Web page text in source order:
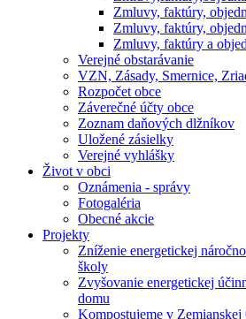
Zmluvy, faktúry,
Zmluvy, faktúry,
Zmluvy, faktúry a
Verejné obstarávanie
VZN, Zásady, Smernice,
Rozpočet obce
Záverečné účty obce
Zoznam daňových dlžníkov
Uložené zásielky
Verejné vyhlášky
Život v obci
Oznámenia - správy
Fotogaléria
Obecné akcie
Projekty
Zníženie energetickej
školy
Zvyšovanie energetickej
domu
Kompostujeme v Zemianskej